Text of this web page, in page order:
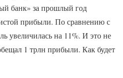
банк» за прошлый год
прибыли. По сравнению с
увеличилась на 11%. И это не
1 трлн прибыли. Как будет